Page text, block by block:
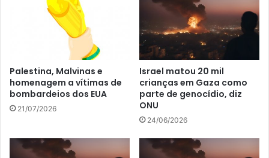
Palestina, Malvinas e
homenagem a vítimas de
bombardeios dos EUA
21/07/2026
Israel matou 20 mil
crianças em Gaza como
parte de genocídio, diz
ONU
24/06/2026